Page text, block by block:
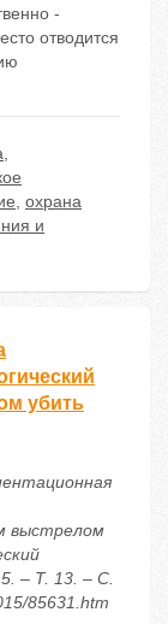
-
отводится
,
, охрана
и
убить
выстрелом
– Т. 13. – С.
85631.htm